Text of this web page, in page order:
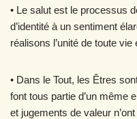
• Le salut est le processus
d’identité à un sentiment
réalisons l’unité de toute
• Dans le Tout, les Êtres
font tous partie d’un même
et jugements de valeur